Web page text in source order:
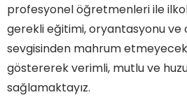
profesyonel öğretmenleri ile
gerekli eğitimi, oryantasyonu ve
sevgisinden mahrum etmeyecek
göstererek verimli, mutlu ve
sağlamaktayız.